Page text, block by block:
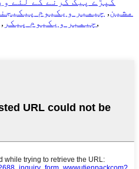
مشین, چیمبر ویکیوم
چیمبر ویکیوم پیکر , ,